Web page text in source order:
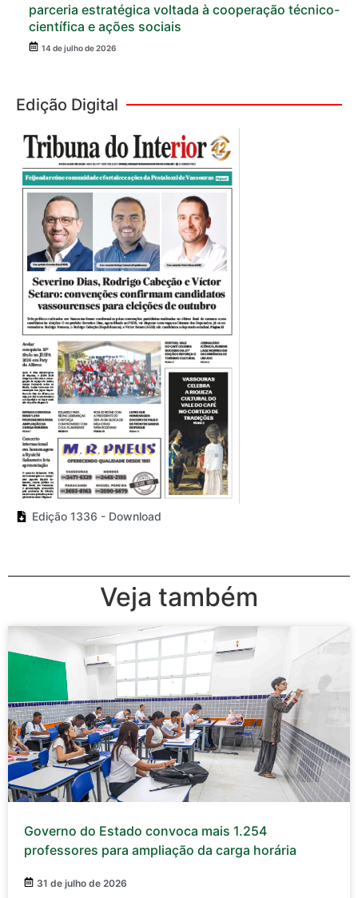
parceria estratégica voltada à cooperação técnico-
científica e ações sociais
14 de julho de 2026
Edição Digital
Edição 1336 - Download
Veja também
Governo do Estado convoca mais 1.254
professores para ampliação da carga horária
31 de julho de 2026